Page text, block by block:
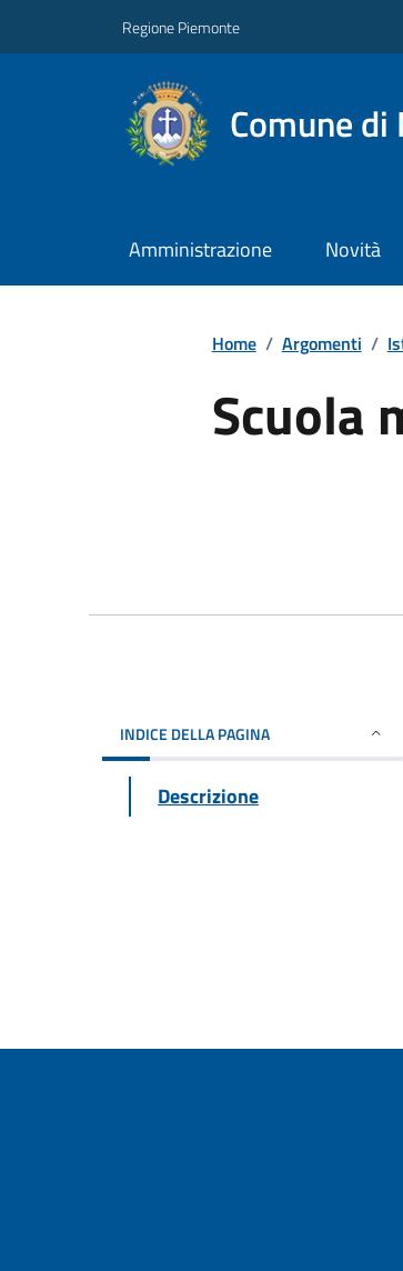
Regione Piemonte
Comune
Amministrazione Novità
Home / Argomenti /
Scuola
INDICE DELLA PAGINA
Descrizione